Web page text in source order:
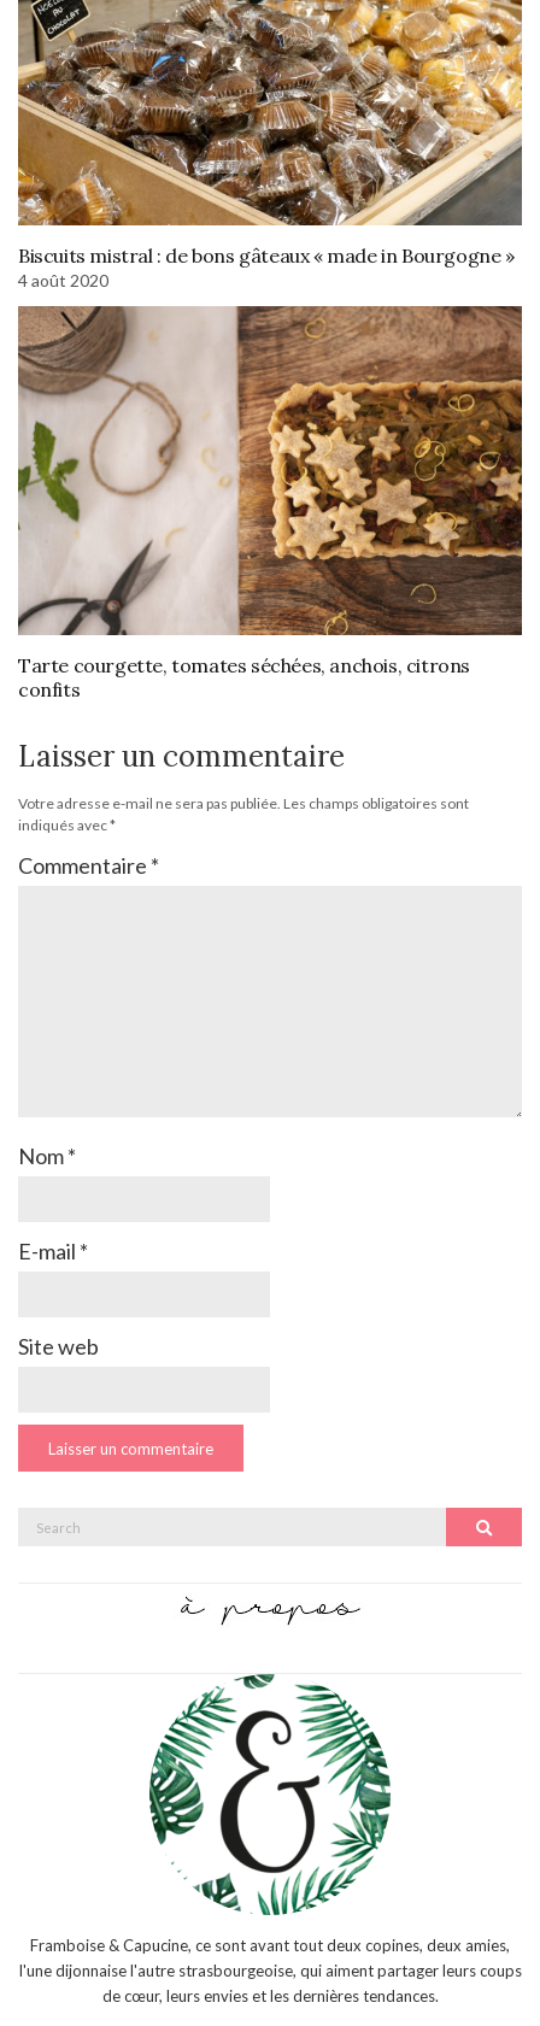
Biscuits mistral : de bons gâteaux « made in Bourgogne »
4 août 2020
Tarte courgette, tomates séchées, anchois, citrons
confits
Laisser un commentaire
Votre adresse e-mail ne sera pas publiée. Les champs obligatoires sont
indiqués avec*
Commentaire *
Nom*
E-mail *
Site web
Search
Search
Framboise & Capucine, ce sont avant tout deux copines, deux amies,
l'une dijonnaise l'autre strasbourgeoise, qui aiment partager leurs coups
de cœur, leurs envies et les dernières tendances.